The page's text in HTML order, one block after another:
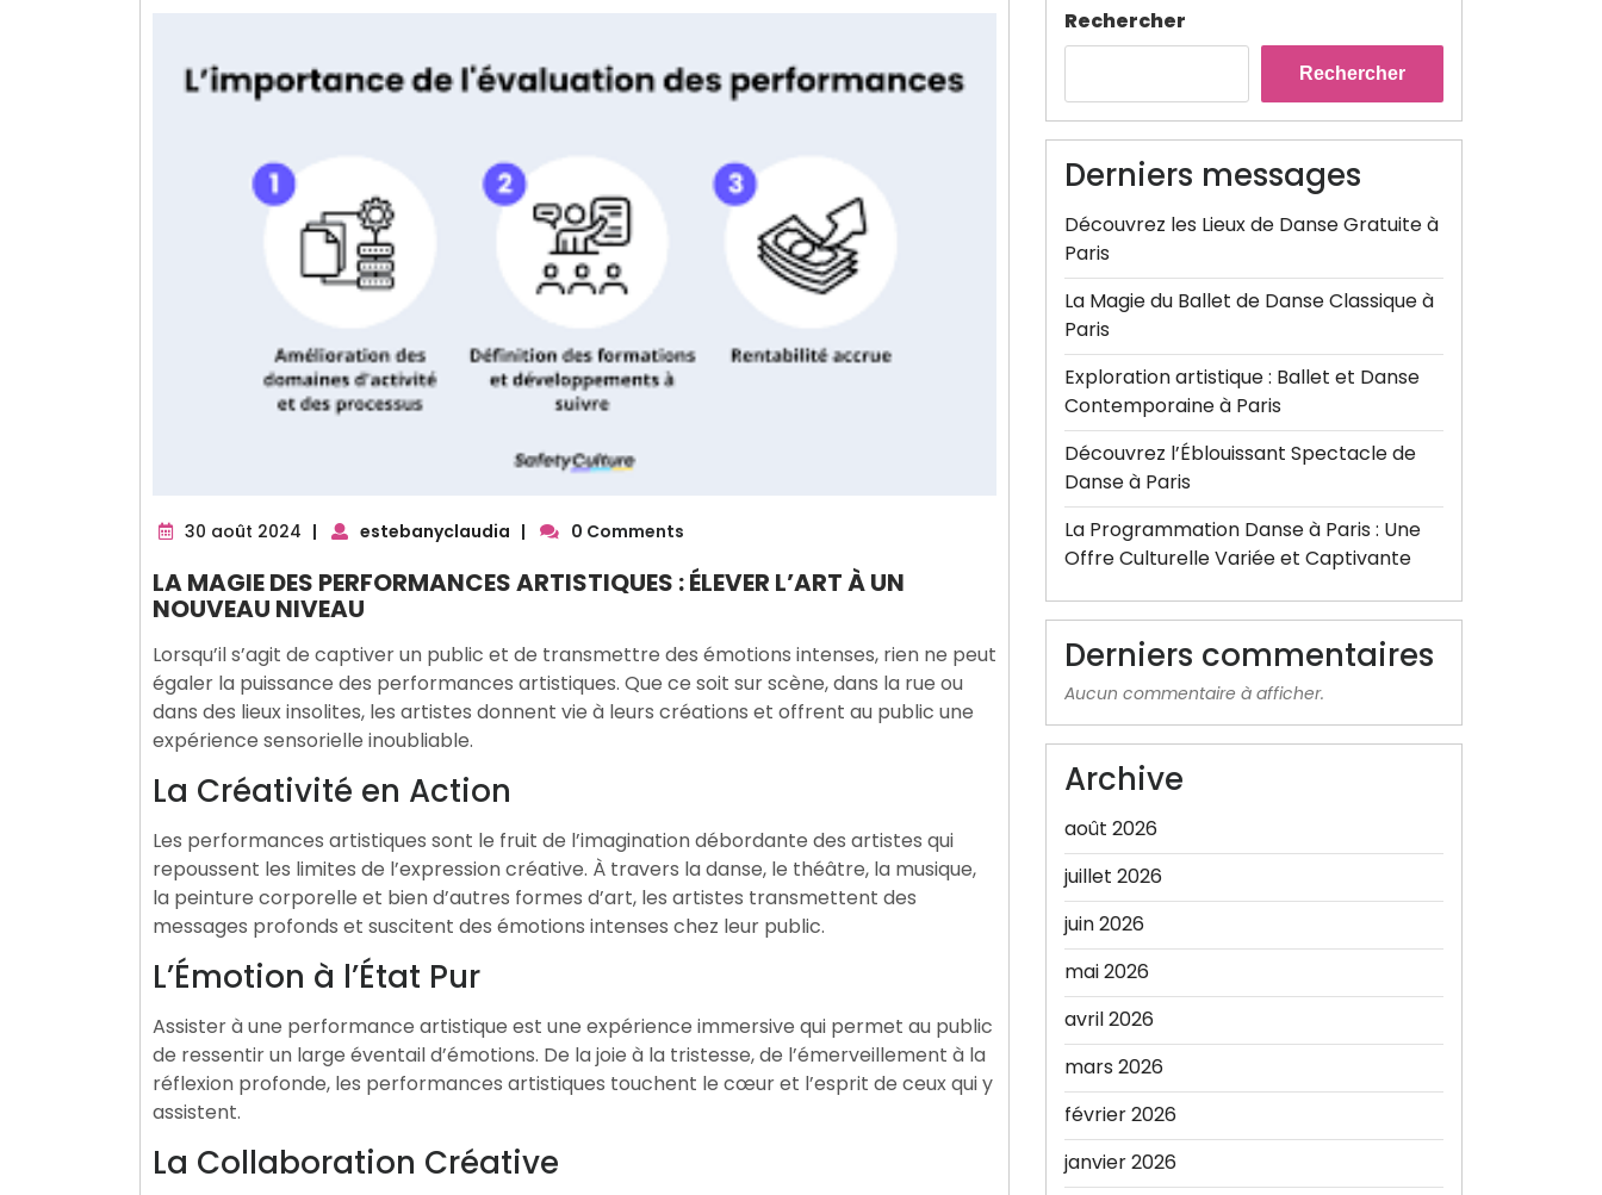
30 août 2024 30
2024
| estebanyclaudia | 0 Comments
LA MAGIE DES PERFORMANCES ARTISTIQUES : ÉLEVER L’ART À UN
NOUVEAU NIVEAU
Lorsqu’il s’agit de captiver un public et de transmettre des émotions intenses, rien ne peut
égaler la puissance des performances artistiques. Que ce soit sur scène, dans la rue ou
dans des lieux insolites, les artistes donnent vie à leurs créations et offrent au public une
expérience sensorielle inoubliable.
La Créativité en Action
Les performances artistiques sont le fruit de l’imagination débordante des artistes qui
repoussent les limites de l’expression créative. À travers la danse, le théâtre, la musique,
la peinture corporelle et bien d’autres formes d’art, les artistes transmettent des
messages profonds et suscitent des émotions intenses chez leur public.
L’Émotion à l’État Pur
Assister à une performance artistique est une expérience immersive qui permet au public
de ressentir un large éventail d’émotions. De la joie à la tristesse, de l’émerveillement à la
réflexion profonde, les performances artistiques touchent le cœur et l’esprit de ceux qui y
assistent.
La Collaboration Créative
Rechercher
Rechercher
Derniers messages
Découvrez les Lieux de Danse Gratuite à
Paris
La Magie du Ballet de Danse Classique à
Paris
Exploration artistique : Ballet et Danse
Contemporaine à Paris
Découvrez l’Éblouissant Spectacle de
Danse à Paris
La Programmation Danse à Paris : Une
Offre Culturelle Variée et Captivante
Derniers commentaires
Aucun commentaire à afficher.
Archive
août 2026
juillet 2026
juin 2026
mai 2026
avril 2026
mars 2026
février 2026
janvier 2026